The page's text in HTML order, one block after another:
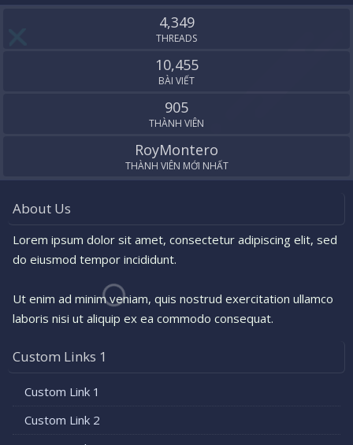
S
4,349
THREADS
10,455
BÀI VIẾT
905
THÀNH VIÊN
RoyMontero
THÀNH VIÊN MỚI NHẤT
About Us
Lorem ipsum dolor sit amet, consectetur adipiscing elit, sed
do eiusmod tempor incididunt.
Ut enim ad minim veniam, quis nostrud exercitation ullamco
laboris nisi ut aliquip ex ea commodo consequat.
Custom Links 1
Custom Link 1
Custom Link 2